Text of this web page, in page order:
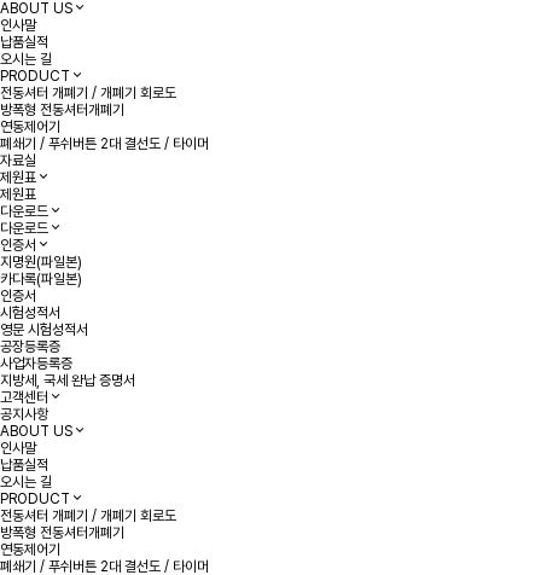
ABOUT US
인사말
납품실적
오시는 길
PRODUCT
전동셔터 개폐기 / 개폐기 회로도
방폭형 전동셔터개폐기
연동제어기
폐쇄기 / 푸쉬버튼 2대 결선도 / 타이머
자료실
제원표
제원표
다운로드
다운로드
인증서
지명원(파일본)
카다록(파일본)
인증서
시험성적서
영문 시험성적서
공장등록증
사업자등록증
지방세, 국세 완납 증명서
고객센터
공지사항
ABOUT US
인사말
납품실적
오시는 길
PRODUCT
전동셔터 개폐기 / 개폐기 회로도
방폭형 전동셔터개폐기
연동제어기
폐쇄기 / 푸쉬버튼 2대 결선도 / 타이머